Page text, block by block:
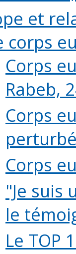
et
corps
Corps
Rabeb,
Corps
Corps
"Je suis
le
Le TOP